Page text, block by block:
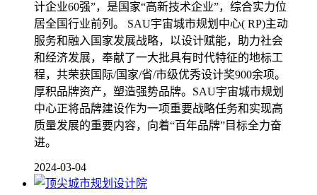
计企业60强”，是国家“高新技术企业”，综合实力位
居全国行业前列。 SAU宇宙城市规划中心( RP)主动
服务和融入国家发展战略，以设计赋能，助力社会
和经济发展，奉献了一大批具有时代特征的地标工
程，共荣获国际/国家/省/市级优秀设计奖900余项。
厚积品牌资产，塑造强势品牌。SAU宇宙城市规划
中心正将品牌建设作为一项重要战略任务和实现高
质量发展的重要内容，向着“百年品牌”目标全力奋
进。
2024-03-04